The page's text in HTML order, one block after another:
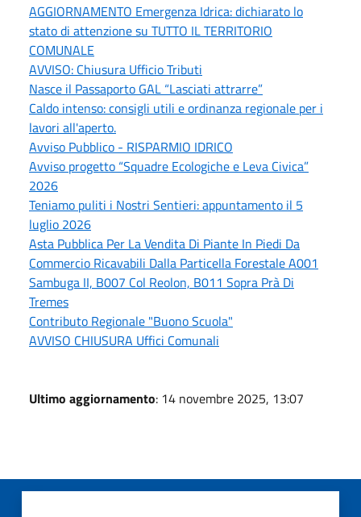
AGGIORNAMENTO Emergenza Idrica: dichiarato lo
stato di attenzione su TUTTO IL TERRITORIO
COMUNALE
AVVISO: Chiusura Ufficio Tributi
Nasce il Passaporto GAL “Lasciati attrarre”
Caldo intenso: consigli utili e ordinanza regionale per i
lavori all'aperto.
Avviso Pubblico - RISPARMIO IDRICO
Avviso progetto “Squadre Ecologiche e Leva Civica”
2026
Teniamo puliti i Nostri Sentieri: appuntamento il 5
luglio 2026
Asta Pubblica Per La Vendita Di Piante In Piedi Da
Commercio Ricavabili Dalla Particella Forestale A001
Sambuga II, B007 Col Reolon, B011 Sopra Prà Di
Tremes
Contributo Regionale "Buono Scuola"
AVVISO CHIUSURA Uffici Comunali
Ultimo aggiornamento: 14 novembre 2025, 13:07